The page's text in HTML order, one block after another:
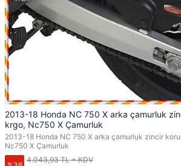
2013-18 Honda NC 750 X arka çamurluk
krgo, Nc750 X Çamurluk
2013-18 Honda NC 750 X arka çamurluk zincir
Nc750 X Çamurluk
4.043,93 TL + KDV